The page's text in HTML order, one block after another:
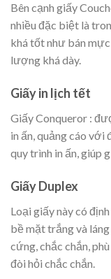
Bên cạnh giấy
nhiều đặc biệt là
khá tốt như bán
lượng khá dày.
Giấy in lịch tết
Giấy Conqueror :
in ấn, quảng cáo với
quy trình in ấn, giúp
Giấy Duplex
Loại giấy này có
bề mặt trắng và
cứng, chắc chắn,
đòi hỏi chắc chắn.